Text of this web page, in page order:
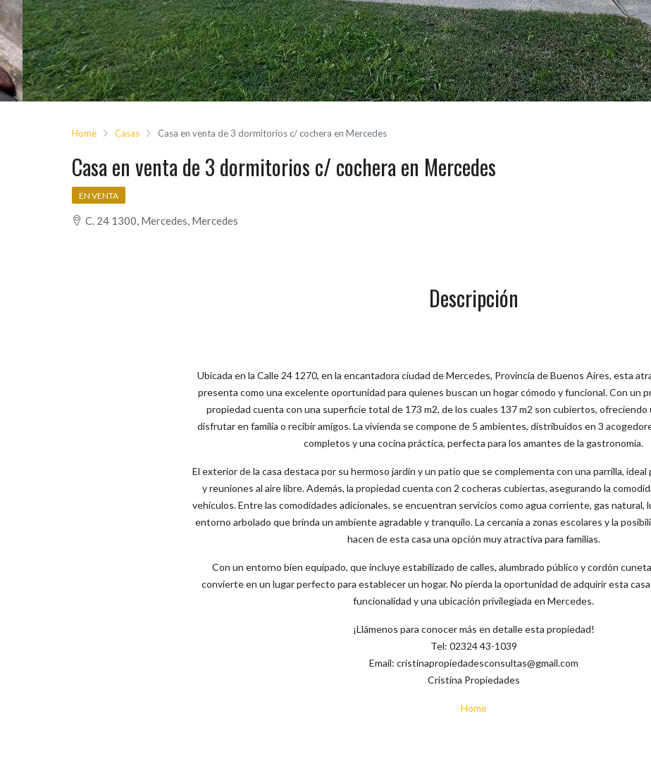
Home Casas Casa en venta de 3 dormitorios c/ cochera en Mercedes
Casa en venta de 3 dormitorios c/ cochera en Mercedes
EN VENTA
C. 24 1300, Mercedes, Mercedes
Descripción
Ubicada en la Calle 24 1270, en la encantadora ciudad de Mercedes, Provincia de Buenos Aires, esta
presenta como una excelente oportunidad para quienes buscan un hogar cómodo y funcional. Con un
propiedad cuenta con una superficie total de 173 m2, de los cuales 137 m2 son cubiertos, ofreciendo
disfrutar en familia o recibir amigos. La vivienda se compone de 5 ambientes, distribuidos en 3
completos y una cocina práctica, perfecta para los amantes de la gastronomía.
El exterior de la casa destaca por su hermoso jardín y un patio que se complementa con una parrilla,
y reuniones al aire libre. Además, la propiedad cuenta con 2 cocheras cubiertas, asegurando la
vehículos. Entre las comodidades adicionales, se encuentran servicios como agua corriente, gas natural,
entorno arbolado que brinda un ambiente agradable y tranquilo. La cercanía a zonas escolares y la
hacen de esta casa una opción muy atractiva para familias.
Con un entorno bien equipado, que incluye estabilizado de calles, alumbrado público y cordón
convierte en un lugar perfecto para establecer un hogar. No pierda la oportunidad de adquirir esta
funcionalidad y una ubicación privilegiada en Mercedes.
¡Llámenos para conocer más en detalle esta propiedad!
Tel: 02324 43-1039
Email: cristinapropiedadesconsultas@gmail.com
Cristina Propiedades
Home